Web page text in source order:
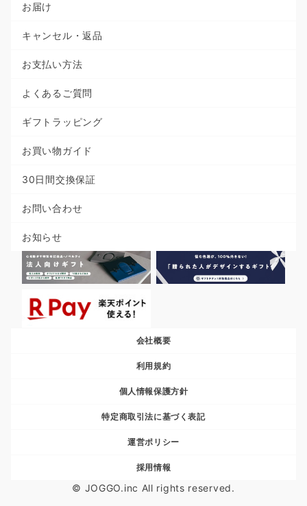
お届け
キャンセル・返品
お支払い方法
よくあるご質問
ギフトラッピング
お買い物ガイド
30日間交換保証
お問い合わせ
お知らせ
会社概要
利用規約
個人情報保護方針
特定商取引法に基づく表記
運営ポリシー
採用情報
© JOGGO.inc All rights reserved.